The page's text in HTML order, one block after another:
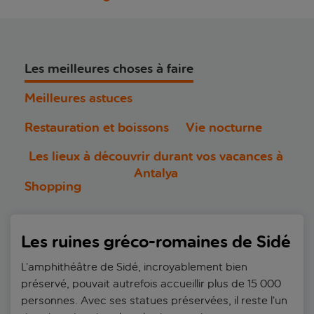
Les meilleures choses à faire
Meilleures astuces
Restauration et boissons
Vie nocturne
Les lieux à découvrir durant vos vacances à
Antalya
Shopping
Les ruines gréco-romaines de Sidé
L’amphithéâtre de Sidé, incroyablement bien
préservé, pouvait autrefois accueillir plus de 15 000
personnes. Avec ses statues préservées, il reste l’un